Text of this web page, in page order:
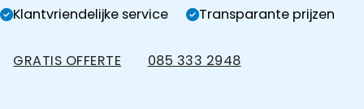
Klantvriendelijke service Transparante prijzen
GRATIS OFFERTE 085 333 2948